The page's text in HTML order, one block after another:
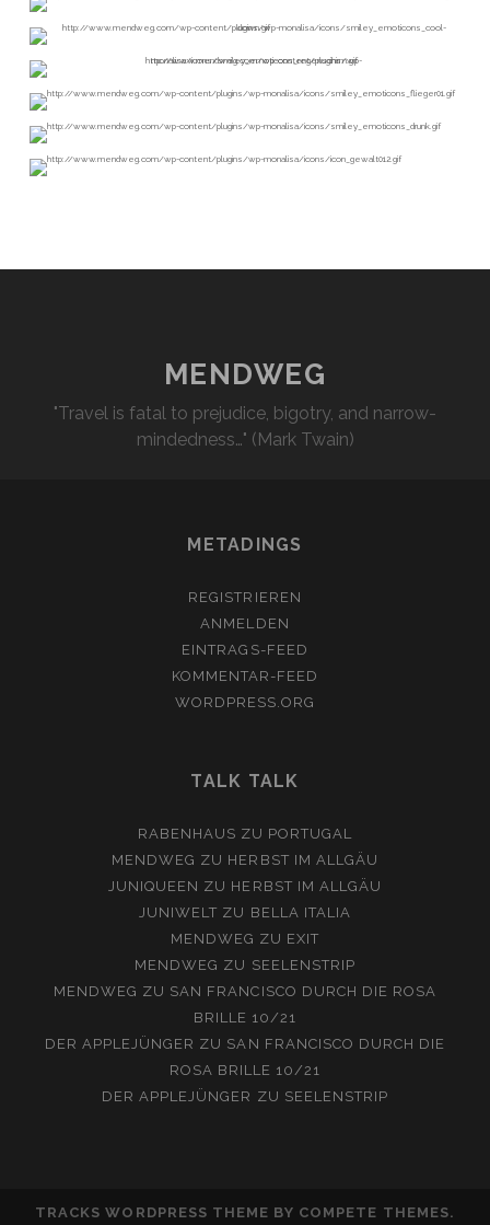
MENDWEG
"Travel is fatal to prejudice, bigotry, and narrow-
mindedness…" (Mark Twain)
METADINGS
REGISTRIEREN
ANMELDEN
EINTRAGS-FEED
KOMMENTAR-FEED
WORDPRESS.ORG
TALK TALK
RABENHAUS ZU PORTUGAL
MENDWEG ZU HERBST IM ALLGÄU
JUNIQUEEN ZU HERBST IM ALLGÄU
JUNIWELT ZU BELLA ITALIA
MENDWEG ZU EXIT
MENDWEG ZU SEELENSTRIP
MENDWEG ZU SAN FRANCISCO DURCH DIE ROSA
BRILLE 10/21
DER APPLEJÜNGER ZU SAN FRANCISCO DURCH DIE
ROSA BRILLE 10/21
DER APPLEJÜNGER ZU SEELENSTRIP
TRACKS WORDPRESS THEME BY COMPETE THEMES.